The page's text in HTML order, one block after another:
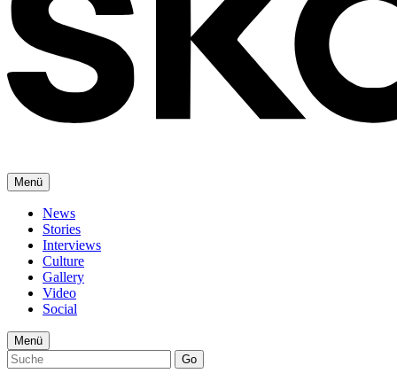
Menü
News
Stories
Interviews
Culture
Gallery
Video
Social
Menü
Go